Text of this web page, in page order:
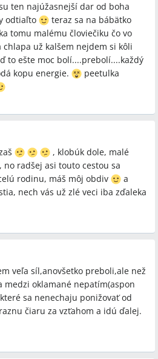
ten najúžasnejší dar od boha
odtiaľto
teraz sa na bábätko
tomu malému človiečiku čo vo
chlapa už kalšem nejdem si kôli
to ešte moc bolí....prebolí....každý
kopu energie.
peetulka
, klobúk dole, malé
radšej asi touto cestou sa
rodinu, máš môj obdiv
a
nech vás už zlé veci iba zďaleka
veľa síl,anovšetko preboli,ale než
medzi oklamané nepatím(aspon
sa nenechaju ponižovať od
čiaru za vzťahom a idú ďalej.